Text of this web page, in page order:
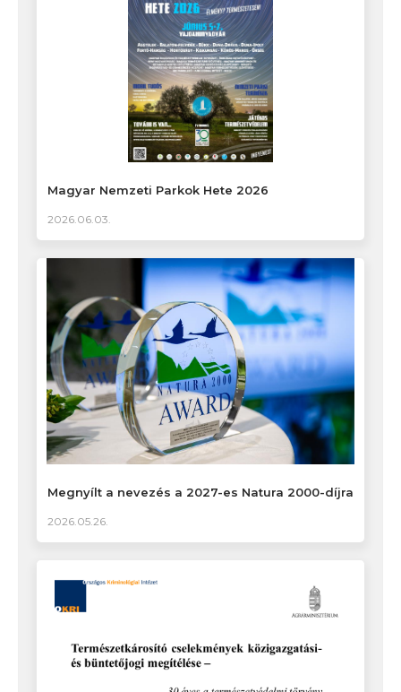
Magyar Nemzeti Parkok Hete 2026
2026.06.03.
Megnyílt a nevezés a 2027-es Natura 2000-díjra
2026.05.26.